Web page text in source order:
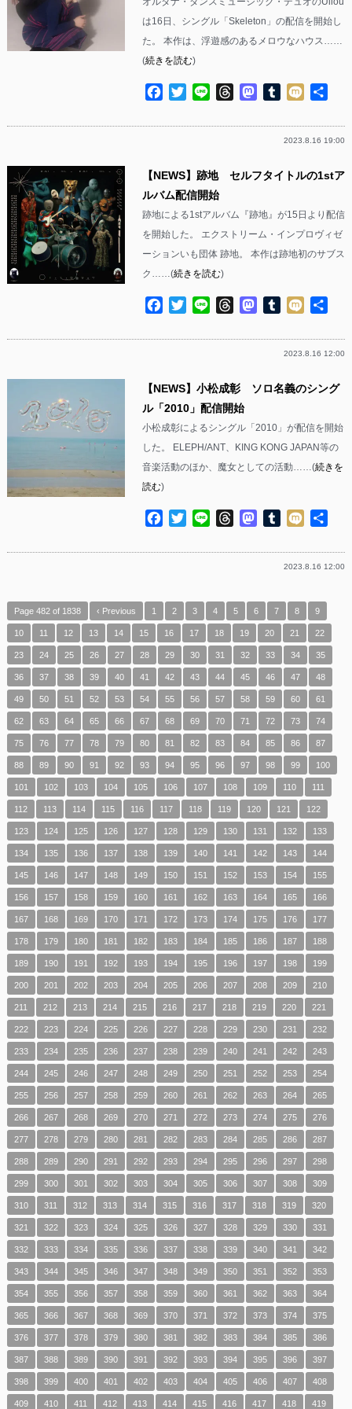
は16日、シングル「Skeleton」の配信を開始し
た。 本作は、浮遊感のあるメロウなハウス……
(続きを読む)
Facebook
TwitterLine ThreadsMastodon
Tumblr
Mixi
2023.8.16 19:00
【NEWS】跡地 セルフタイトルの1stア
ルバム配信開始
跡地による1stアルバム『跡地』が15日より配信
を開始した。 エクストリーム・インプロヴィゼ
ーションいも団体 跡地。 本作は跡地初のサブス
ク……(続きを読む)
Facebook
TwitterLine ThreadsMastodon
Tumblr
Mixi
2023.8.16 12:00
【NEWS】小松成彰 ソロ名義のシング
ル「2010」配信開始
小松成彰によるシングル「2010」が配信を開始
した。 ELEPH/ANT、KING KONG JAPAN等の
音楽活動のほか、魔女としての活動……(続きを
読む)
Facebook
TwitterLine ThreadsMastodon
Tumblr
Mixi
2023.8.16 12:00
Page 482 of 1838 ‹ Previous 1 2 3 4 5 6 7 8 9
10 11 12 13 14 15 16 17 18 19 20 21 22
23 24 25 26 27 28 29 30 31 32 33 34 35
36 37 38 39 40 41 42 43 44 45 46 47 48
49 50 51 52 53 54 55 56 57 58 59 60 61
62 63 64 65 66 67 68 69 70 71 72 73 74
75 76 77 78 79 80 81 82 83 84 85 86 87
88 89 90 91 92 93 94 95 96 97 98 99 100
101 102 103 104 105 106 107 108 109 110 111
112 113 114 115 116 117 118 119 120 121 122
123 124 125 126 127 128 129 130 131 132 133
134 135 136 137 138 139 140 141 142 143 144
145 146 147 148 149 150 151 152 153 154 155
156 157 158 159 160 161 162 163 164 165 166
167 168 169 170 171 172 173 174 175 176 177
178 179 180 181 182 183 184 185 186 187 188
189 190 191 192 193 194 195 196 197 198 199
200 201 202 203 204 205 206 207 208 209 210
211 212 213 214 215 216 217 218 219 220 221
222 223 224 225 226 227 228 229 230 231 232
233 234 235 236 237 238 239 240 241 242 243
244 245 246 247 248 249 250 251 252 253 254
255 256 257 258 259 260 261 262 263 264 265
266 267 268 269 270 271 272 273 274 275 276
277 278 279 280 281 282 283 284 285 286 287
288 289 290 291 292 293 294 295 296 297 298
299 300 301 302 303 304 305 306 307 308 309
310 311 312 313 314 315 316 317 318 319 320
321 322 323 324 325 326 327 328 329 330 331
332 333 334 335 336 337 338 339 340 341 342
343 344 345 346 347 348 349 350 351 352 353
354 355 356 357 358 359 360 361 362 363 364
365 366 367 368 369 370 371 372 373 374 375
376 377 378 379 380 381 382 383 384 385 386
387 388 389 390 391 392 393 394 395 396 397
398 399 400 401 402 403 404 405 406 407 408
409 410 411 412 413 414 415 416 417 418 419